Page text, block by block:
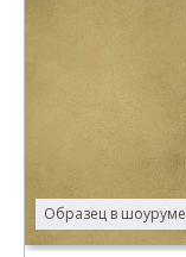
Образец в шоуруме